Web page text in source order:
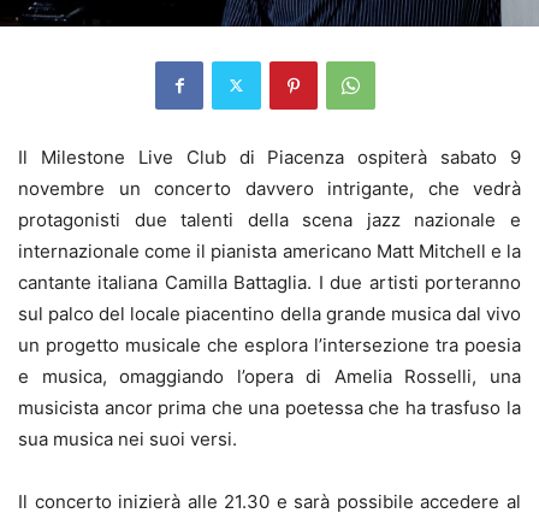
Il Milestone Live Club di Piacenza ospiterà sabato 9
novembre un concerto davvero intrigante, che vedrà
protagonisti due talenti della scena jazz nazionale e
internazionale come il pianista americano Matt Mitchell e la
cantante italiana Camilla Battaglia. I due artisti porteranno
sul palco del locale piacentino della grande musica dal vivo
un progetto musicale che esplora l’intersezione tra poesia
e musica, omaggiando l’opera di Amelia Rosselli, una
musicista ancor prima che una poetessa che ha trasfuso la
sua musica nei suoi versi.
Il concerto inizierà alle 21.30 e sarà possibile accedere al